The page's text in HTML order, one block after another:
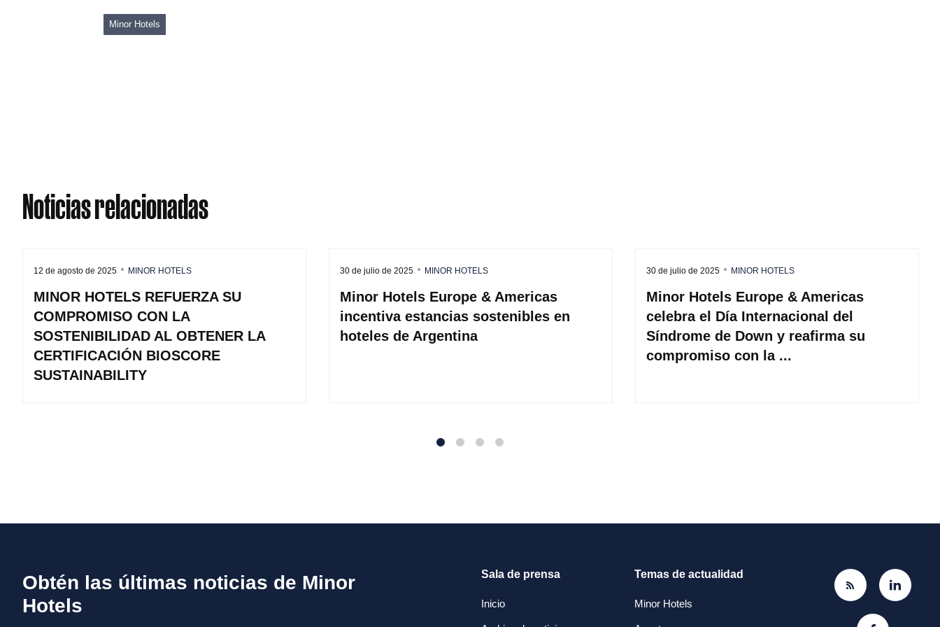
Minor Hotels
Noticias relacionadas
12 de agosto de 2025 MINOR HOTELS
MINOR HOTELS REFUERZA SU
COMPROMISO CON LA
SOSTENIBILIDAD AL OBTENER LA
CERTIFICACIÓN BIOSCORE
SUSTAINABILITY
30 de julio de 2025 MINOR HOTELS
Minor Hotels Europe & Americas
incentiva estancias sostenibles en
hoteles de Argentina
30 de julio de 2025 MINOR HOTELS
Minor Hotels Europe & Americas
celebra el Día Internacional del
Síndrome de Down y reafirma su
compromiso con la ...
Obtén las últimas noticias de Minor
Hotels
Sala de prensa
Inicio
Temas de actualidad
Minor Hotels